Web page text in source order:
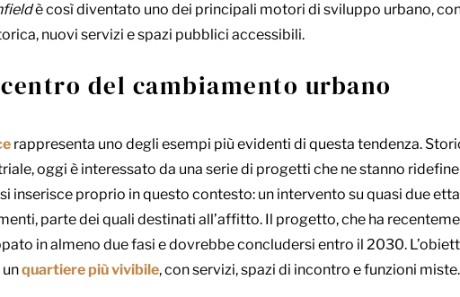
è così diventato uno dei principali motori di sviluppo urbano,
nuovi servizi e spazi pubblici accessibili.
del cambiamento urbano
rappresenta uno degli esempi più evidenti di questa tendenza.
oggi è interessato da una serie di progetti che ne stanno
si inserisce proprio in questo contesto: un intervento su quasi due
parte dei quali destinati all’affitto. Il progetto, che ha
in almeno due fasi e dovrebbe concludersi entro il 2030.
quartiere più vivibile, con servizi, spazi di incontro e funzioni miste.